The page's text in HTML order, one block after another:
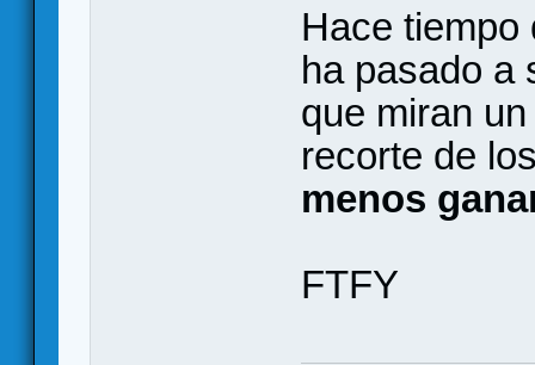
Hace tiempo
ha pasado a
que miran
recorte de
menos
FTFY